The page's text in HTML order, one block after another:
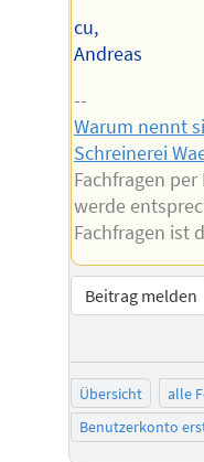
cu,
Andreas
--
Warum nennt
Schreinerei
Fachfragen
werde
Fachfragen ist
Beitrag melden
Übersicht alle
Benutzerkonto